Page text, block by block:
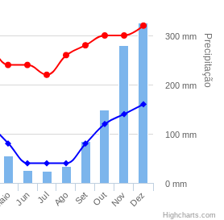
Precipitação
Jun Jul Ago Set Out Nov Dez
0 mm
100 mm
200 mm
300 mm
Highcharts.com